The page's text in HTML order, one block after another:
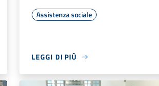
Assistenza sociale
LEGGI DI PIÙ